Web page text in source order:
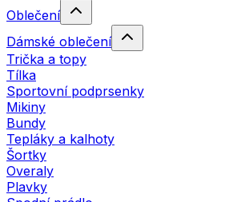
Oblečení
Dámské oblečení
Trička a topy
Tílka
Sportovní podprsenky
Mikiny
Bundy
Tepláky a kalhoty
Šortky
Overaly
Plavky